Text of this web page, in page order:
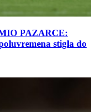
PAZARCE:
stigla do